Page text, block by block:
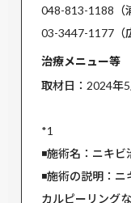
048-813-1188（
03-3447-1177（
治療メニュー等
取材日：2024年
*1
◾️施術名：ニキ
◾️施術の説明：
カルピーリング